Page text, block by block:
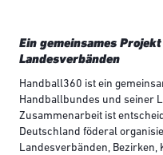
Ein gemeinsames
Landesverbänden
Handball360 ist ein
Handballbundes und seiner
Zusammenarbeit ist
Deutschland föderal
Landesverbänden, Bezirken,